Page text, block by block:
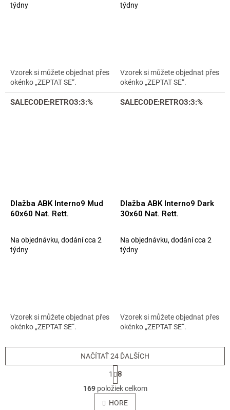
týdny
Vzorek si můžete objednat přes
okénko „ZEPTAT SE“.
týdny
Vzorek si můžete objednat přes
okénko „ZEPTAT SE“.
SALECODE:RETRO3:3:%
Dlažba ABK Interno9 Mud
60x60 Nat. Rett.
Na objednávku, dodání cca 2
týdny
Vzorek si můžete objednat přes
okénko „ZEPTAT SE“.
SALECODE:RETRO3:3:%
Dlažba ABK Interno9 Dark
30x60 Nat. Rett.
Na objednávku, dodání cca 2
týdny
Vzorek si můžete objednat přes
okénko „ZEPTAT SE“.
O
v
l
NAČÍTAŤ 24 ĎALŠÍCH
S
t
r
á
n
1
8
169položiek celkom
HORE